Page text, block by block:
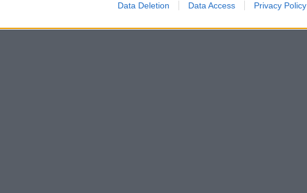
Data Deletion Data Access Privacy Policy